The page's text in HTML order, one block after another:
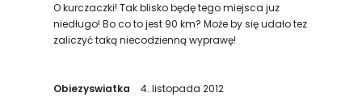
O kurczaczki! Tak blisko będę tego miejsca juz
niedługo! Bo co to jest 90 km? Może by się udało tez
zaliczyć taką niecodzienną wyprawę!
Obiezyswiatka
4. listopada 2012